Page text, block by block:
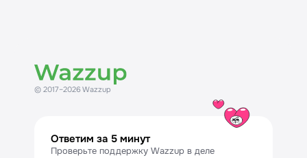
© 2017–2026 Wazzup
Ответим за 5 минут
Проверьте поддержку Wazzup в деле